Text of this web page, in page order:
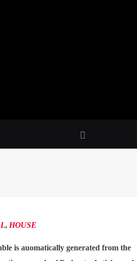
, HOUSE
is auomatically generated from the